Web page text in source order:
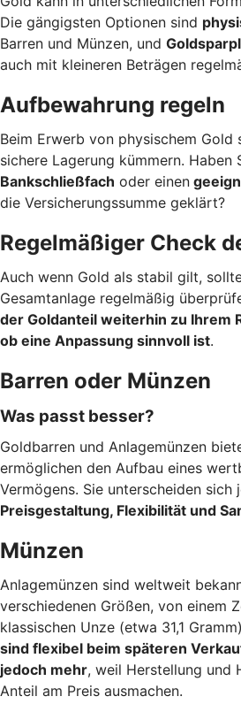
Die gängigsten Optionen sind
Barren und Münzen, und
auch mit kleineren Beträgen
Aufbewahrung regeln
Beim Erwerb von physischem Gold
sichere Lagerung kümmern. Haben
Bankschließfach oder einen
die Versicherungssumme geklärt?
Regelmäßiger Check
Auch wenn Gold als stabil gilt,
Gesamtanlage regelmäßig
der Goldanteil weiterhin zu Ihrem
ob eine Anpassung sinnvoll ist.
Barren oder Münzen
Was passt besser?
Goldbarren und Anlagemünzen
ermöglichen den Aufbau eines
Vermögens. Sie unterscheiden sich
Preisgestaltung, Flexibilität und
Münzen
Anlagemünzen sind weltweit
verschiedenen Größen, von einem
klassischen Unze (etwa 31,1
sind flexibel beim späteren
jedoch mehr, weil Herstellung und
Anteil am Preis ausmachen.